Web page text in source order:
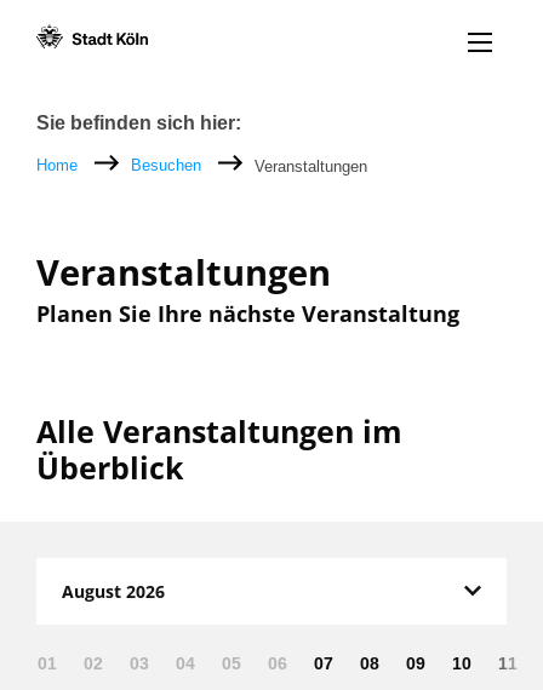
Menü
Breadcrumb
Sie befinden sich hier:
Home Besuchen Veranstaltungen
Veranstaltungen
Planen Sie Ihre nächste Veranstaltung
Alle Veranstaltungen im
Überblick
August 2026
01 02 03 04 05 06 07 08 09 10 11